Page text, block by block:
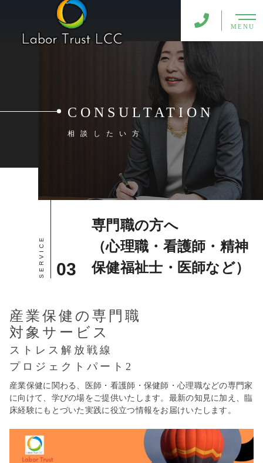
MENU
CONSULTATION
相談したい方
専門職の方へ
（心理職・看護師・精神
保健福祉士・医師など）
産業保健の専門職
対象サービス
ストレス解放戦線
プロジェクトパート2
産業保健に関わる、医師・看護師・保健師・心理職などの専門家
に向けて、学びの場をご提供いたします。最新の知見に加え、臨
床経験にもとづいた実践に役立つ情報をお届けいたします。